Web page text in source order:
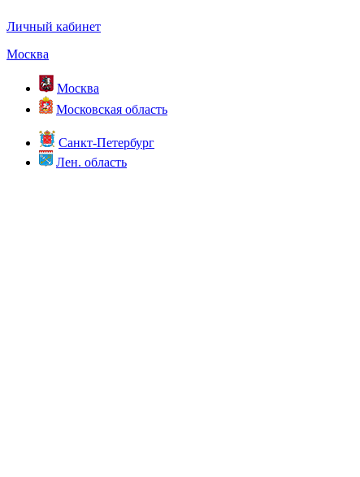
Личный кабинет
Москва
Москва
Московская область
Санкт-Петербург
Лен. область